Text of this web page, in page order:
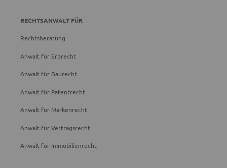
RECHTSANWALT FÜR
Rechtsberatung
Anwalt für Erbrecht
Anwalt für Baurecht
Anwalt für Patentrecht
Anwalt für Markenrecht
Anwalt für Vertragsrecht
Anwalt für Immobilienrecht